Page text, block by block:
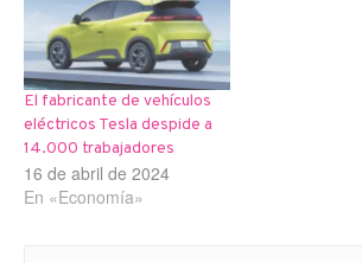
El fabricante de vehículos
eléctricos Tesla despide a
14.000 trabajadores
16 de abril de 2024
En «Economía»